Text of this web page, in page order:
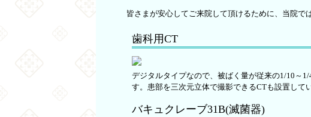
皆さまが安心してご来院して頂けるために、当院で
歯科用CT
デジタルタイプなので、被ばく量が従来の1/10～
す。患部を三次元立体で撮影できるCTも設置して
バキュクレーブ31B(滅菌器)